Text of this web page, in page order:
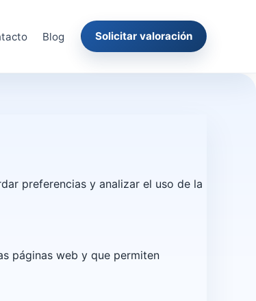
Blog Solicitar valoración
preferencias y analizar el uso de la
páginas web y que permiten